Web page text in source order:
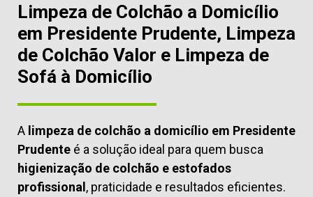
Limpeza de Colchão a Domicílio
em Presidente Prudente, Limpeza
de Colchão Valor e Limpeza de
Sofá à Domicílio
A limpeza de colchão a domicílio em Presidente
Prudente é a solução ideal para quem busca
higienização de colchão e estofados
profissional, praticidade e resultados eficientes.